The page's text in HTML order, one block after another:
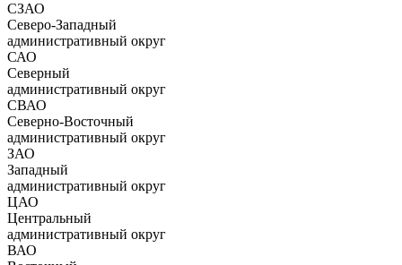
СЗАО
Северо-Западный
административный округ
САО
Северный
административный округ
СВАО
Северно-Восточный
административный округ
ЗАО
Западный
административный округ
ЦАО
Центральный
административный округ
ВАО